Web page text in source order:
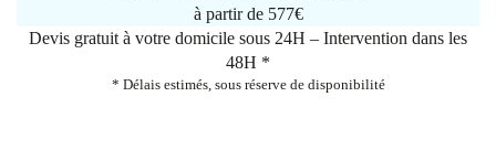
à partir de 577€
Devis gratuit à votre domicile sous 24H – Intervention dans les
48H *
* Délais estimés, sous réserve de disponibilité